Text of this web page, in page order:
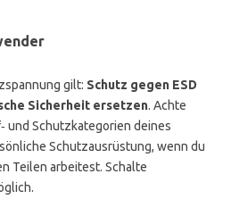
gilt: Schutz gegen ESD
Sicherheit ersetzen. Achte
und Schutzkategorien deines
Schutzausrüstung, wenn du
Teilen arbeitest. Schalte